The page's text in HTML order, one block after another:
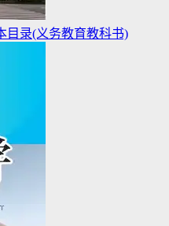
目录(义务教育教科书)